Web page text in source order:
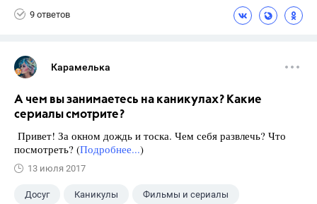
9 ответов
Карамелька
А чем вы занимаетесь на каникулах? Какие
сериалы смотрите?
Привет! За окном дождь и тоска. Чем себя развлечь? Что
посмотреть? (Подробнее...)
13 июля 2017
Досуг Каникулы Фильмы и сериалы